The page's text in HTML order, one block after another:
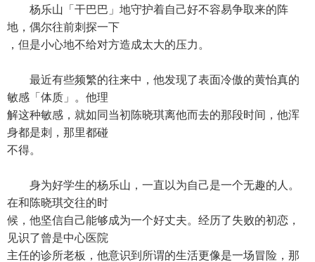
杨乐山「干巴巴」地守护着自己好不容易争取来的阵
地，偶尔往前刺探一下
，但是小心地不给对方造成太大的压力。
最近有些频繁的往来中，他发现了表面冷傲的黄怡真的
敏感「体质」。他理
解这种敏感，就如同当初陈晓琪离他而去的那段时间，他浑
身都是刺，那里都碰
不得。
身为好学生的杨乐山，一直以为自己是一个无趣的人。
在和陈晓琪交往的时
候，他坚信自己能够成为一个好丈夫。经历了失败的初恋，
见识了曾是中心医院
主任的诊所老板，他意识到所谓的生活更像是一场冒险，那